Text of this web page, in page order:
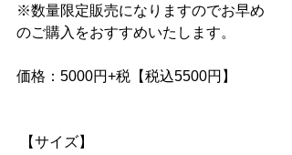
※数量限定販売になりますのでお早め
のご購入をおすすめいたします。
価格：5000円+税【税込5500円】
【サイズ】